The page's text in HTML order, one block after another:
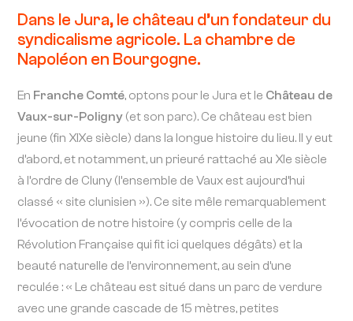
Dans le Jura, le château d’un fondateur du
syndicalisme agricole. La chambre de
Napoléon en Bourgogne.
En Franche Comté, optons pour le Jura et le Château de
Vaux-sur-Poligny (et son parc). Ce château est bien
jeune (fin XIXe siècle) dans la longue histoire du lieu. Il y eut
d’abord, et notamment, un prieuré rattaché au XIe siècle
à l’ordre de Cluny (l’ensemble de Vaux est aujourd’hui
classé « site clunisien »). Ce site mêle remarquablement
l’évocation de notre histoire (y compris celle de la
Révolution Française qui fit ici quelques dégâts) et la
beauté naturelle de l’environnement, au sein d’une
reculée : « Le château est situé dans un parc de verdure
avec une grande cascade de 15 mètres, petites